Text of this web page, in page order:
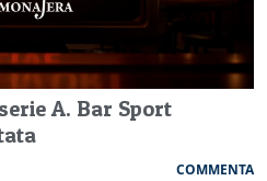
A. Bar Sport
COMMENTA